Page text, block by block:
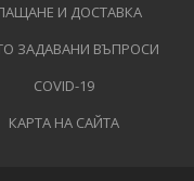
И ДОСТАВКА
ЗАДАВАНИ ВЪПРОСИ
COVID-19
КАРТА НА САЙТА